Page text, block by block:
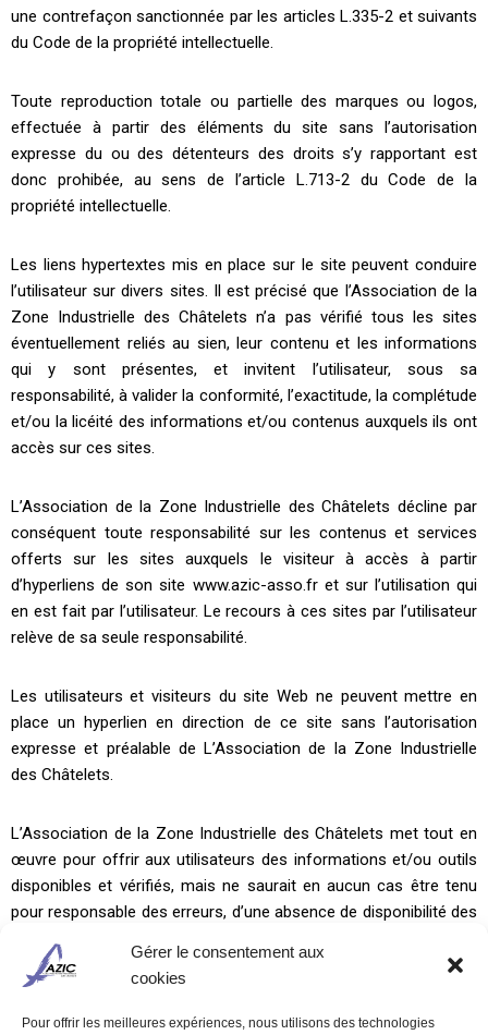
Gérer le consentement aux
cookies
Pour offrir les meilleures expériences, nous utilisons des technologies
une contrefaçon sanctionnée par les articles L.335-2 et suivants
du Code de la propriété intellectuelle.
Toute reproduction totale ou partielle des marques ou logos,
effectuée à partir des éléments du site sans l’autorisation
expresse du ou des détenteurs des droits s’y rapportant est
donc prohibée, au sens de l’article L.713-2 du Code de la
propriété intellectuelle.
Les liens hypertextes mis en place sur le site peuvent conduire
l’utilisateur sur divers sites. Il est précisé que l’Association de la
Zone Industrielle des Châtelets n’a pas vérifié tous les sites
éventuellement reliés au sien, leur contenu et les informations
qui y sont présentes, et invitent l’utilisateur, sous sa
responsabilité, à valider la conformité, l’exactitude, la complétude
et/ou la licéité des informations et/ou contenus auxquels ils ont
accès sur ces sites.
L’Association de la Zone Industrielle des Châtelets décline par
conséquent toute responsabilité sur les contenus et services
offerts sur les sites auxquels le visiteur à accès à partir
d’hyperliens de son site www.azic-asso.fr et sur l’utilisation qui
en est fait par l’utilisateur. Le recours à ces sites par l’utilisateur
relève de sa seule responsabilité.
Les utilisateurs et visiteurs du site Web ne peuvent mettre en
place un hyperlien en direction de ce site sans l’autorisation
expresse et préalable de L’Association de la Zone Industrielle
des Châtelets.
L’Association de la Zone Industrielle des Châtelets met tout en
œuvre pour offrir aux utilisateurs des informations et/ou outils
disponibles et vérifiés, mais ne saurait en aucun cas être tenu
pour responsable des erreurs, d’une absence de disponibilité des